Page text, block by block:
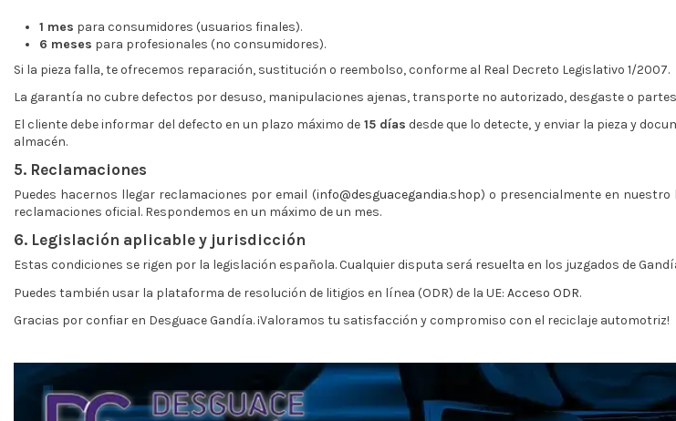
1 mes para consumidores (usuarios finales).
6 meses para profesionales (no consumidores).
Si la pieza falla, te ofrecemos reparación, sustitución o reembolso, conforme al Real Decreto Legislativo 1/2007.
La garantía no cubre defectos por desuso, manipulaciones ajenas, transporte no autorizado, desgaste o
El cliente debe informar del defecto en un plazo máximo de 15 días desde que lo detecte, y enviar la pieza y
almacén.
5. Reclamaciones
Puedes hacernos llegar reclamaciones por email (info@desguacegandia.shop) o presencialmente en nuestro
reclamaciones oficial. Respondemos en un máximo de un mes.
6. Legislación aplicable y jurisdicción
Estas condiciones se rigen por la legislación española. Cualquier disputa será resuelta en los juzgados de
Puedes también usar la plataforma de resolución de litigios en línea (ODR) de la UE: Acceso ODR.
Gracias por confiar en Desguace Gandía. ¡Valoramos tu satisfacción y compromiso con el reciclaje automotriz!